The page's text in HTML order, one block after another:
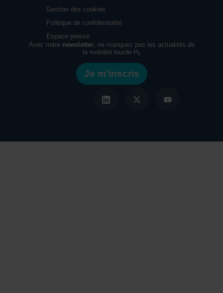
Gestion des cookies
Politique de confidentialité
Espace presse
Avec notre newsletter, ne manquez pas les actualités de
la mobilité lourde H2
Je m'inscris